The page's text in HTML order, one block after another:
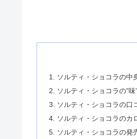
ソルティ・ショコラの中
ソルティ・ショコラの”
ソルティ・ショコラの口
ソルティ・ショコラのカ
ソルティ・ショコラの